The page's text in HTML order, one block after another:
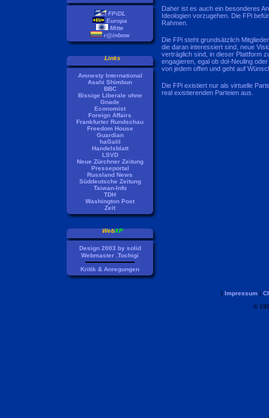
FPiDL
Europa
Mitte
r@inbow
Links
Amnesty International
Asahi Shimbun
BBC
Bissige Liberale ohne
Gnade
Economist
Foreign Affairs
Frankfurter Rundschau
Freedom House
Guardian
haGalil
Handelsblatt
LSVD
Neue Zürchner Zeitung
Presseportal
Russland News
Süddeutsche Zeitung
Taiwan-Info
TDH
Washington Post
Zeit
WebXP
Design 2003 by solid
Webmaster .Tochigi
Kritik & Anregungen
Daher ist es auch ein besonderes
Ideologien vorzugehen. Die FPi
Rahmen.
Die FPi steht grundsätzlich
die daran interessiert sind, neue
verträglich sind, in dieser Plattform
engagieren, egal ob dol-Neuling
von jedem offen und geht auf
Die FPi existiert nur als virtuelle
real existierenden Parteien aus.
[ Impressum|
©